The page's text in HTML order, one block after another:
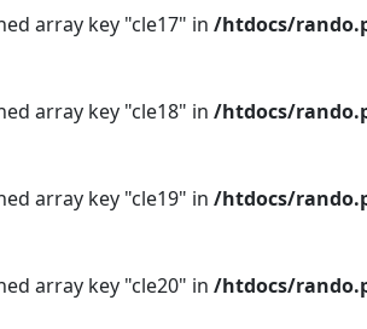
array key "cle17" in /htdocs/
array key "cle18" in /htdocs/
array key "cle19" in /htdocs/
array key "cle20" in /htdocs/